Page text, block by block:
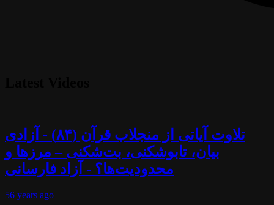
تلاوت آیاتی از منجلاب قرآن (۸۴) - آزادی
بیان، تابوشکنی، بت‌شکنی – مرزها و
محدودیت‌ها؟ - آزاد فارسانی
56 years ago